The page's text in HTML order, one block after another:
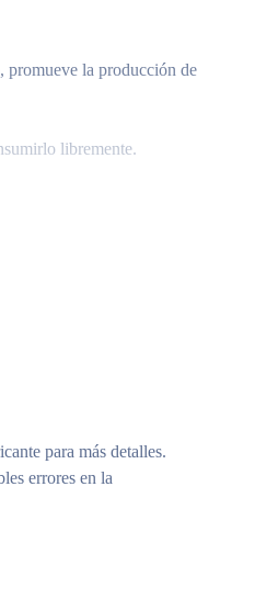
promueve la producción de
libremente.
para más detalles.
errores en la